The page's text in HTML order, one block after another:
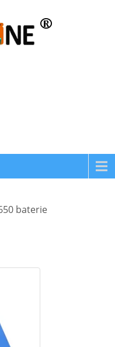
baterie